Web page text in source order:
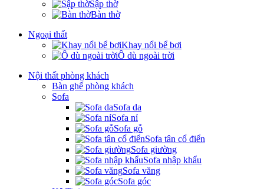
Sập thờ
Bàn thờ
Ngoại thất
Khay nổi bể bơi
Ô dù ngoài trời
Nội thất phòng khách
Bàn ghế phòng khách
Sofa
Sofa da
Sofa nỉ
Sofa gỗ
Sofa tân cổ điển
Sofa giường
Sofa nhập khẩu
Sofa văng
Sofa góc